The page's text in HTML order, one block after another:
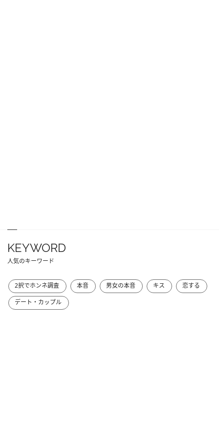
KEYWORD
人気のキーワード
2択でホンネ調査 本音 男女の本音 キス
恋する
デート・カップル